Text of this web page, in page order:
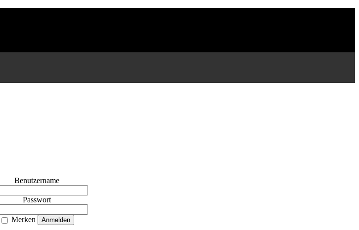
Benutzername
Passwort
Merken